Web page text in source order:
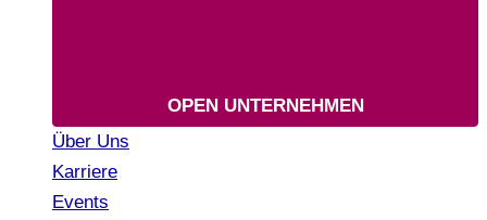
OPEN UNTERNEHMEN
Über Uns
Karriere
Events